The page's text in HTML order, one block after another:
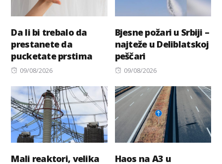
Da li bi trebalo da
prestanete da
pucketate prstima
Posted
09/08/2026
Bjesne požari u Srbiji –
najteže u Deliblatskoj
peščari
Posted
09/08/2026
Mali reaktori, velika
Haos na A3 u